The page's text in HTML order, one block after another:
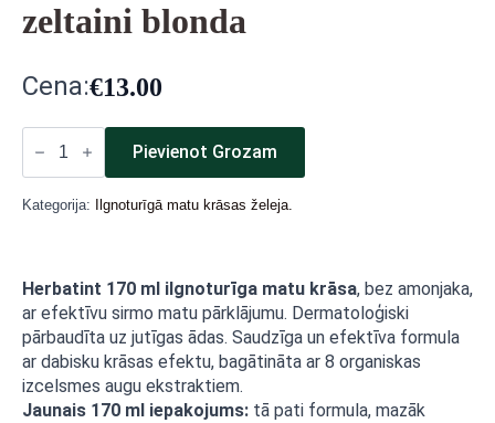
zeltaini blonda
Cena:€13.00
Matu
krāsa
Light
zeltaini
blonda
daudzums
Pievienot Grozam
Kategorija: Ilgnoturīgā matu krāsas želeja.
Herbatint 170 ml ilgnoturīga matu krāsa, bez amonjaka,
ar efektīvu sirmo matu pārklājumu. Dermatoloģiski
pārbaudīta uz jutīgas ādas. Saudzīga un efektīva formula
ar dabisku krāsas efektu, bagātināta ar 8 organiskas
izcelsmes augu ekstraktiem.
Jaunais 170 ml iepakojums: tā pati formula, mazāk